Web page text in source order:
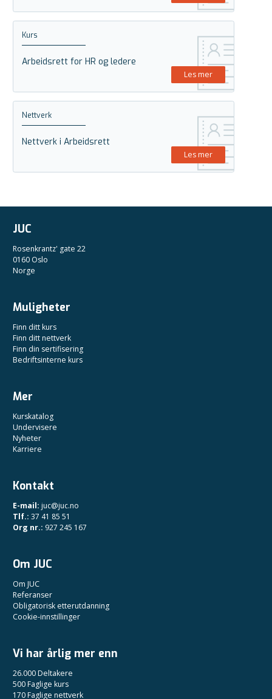
Kurs
Arbeidsrett for HR og ledere
Les mer
Nettverk
Nettverk i Arbeidsrett
Les mer
JUC
Rosenkrantz' gate 22
0160 Oslo
Norge
Muligheter
Finn ditt kurs
Finn ditt nettverk
Finn din sertifisering
Bedriftsinterne kurs
Mer
Kurskatalog
Undervisere
Nyheter
Karriere
Kontakt
E-mail: juc@juc.no
Tlf.: 37 41 85 51
Org nr.: 927 245 167
Om JUC
Om JUC
Referanser
Obligatorisk etterutdanning
Cookie-innstillinger
Vi har årlig mer enn
26.000 Deltakere
500 Faglige kurs
170 Faglige nettverk